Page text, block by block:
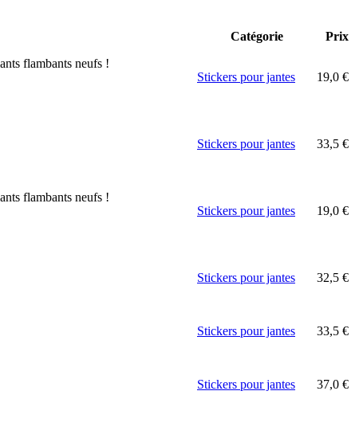
Catégorie Prix
flambants neufs !
Stickers pour jantes
19,0 €
Stickers pour jantes
33,5 €
flambants neufs !
Stickers pour jantes
19,0 €
Stickers pour jantes
32,5 €
Stickers pour jantes 33,5 €
Stickers pour jantes
37,0 €